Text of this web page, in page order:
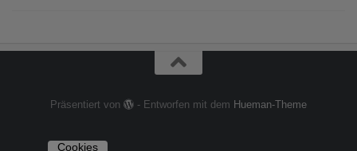
Präsentiert von - Entworfen mit dem Hueman-Theme
Cookies